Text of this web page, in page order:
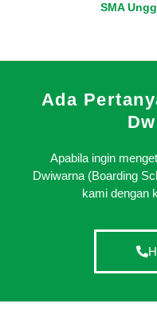
SMA
Ada
Apabila ingin
Dwiwarna (Boarding
kami dengan